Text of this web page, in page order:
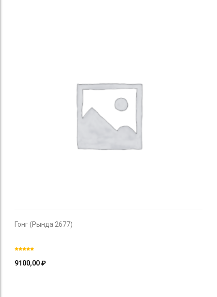
Гонг (Рында 2677)
9100,00₽